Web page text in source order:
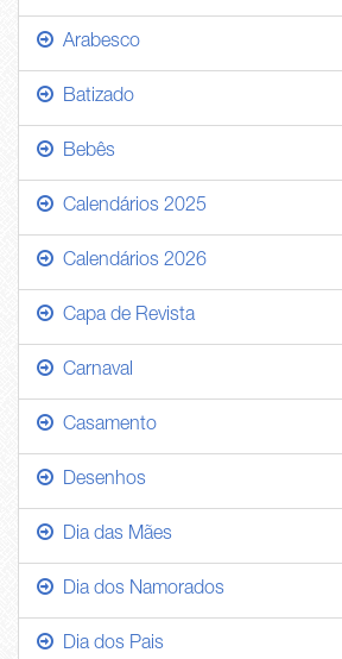
Arabesco
Batizado
Bebês
Calendários 2025
Calendários 2026
Capa de Revista
Carnaval
Casamento
Desenhos
Dia das Mães
Dia dos Namorados
Dia dos Pais